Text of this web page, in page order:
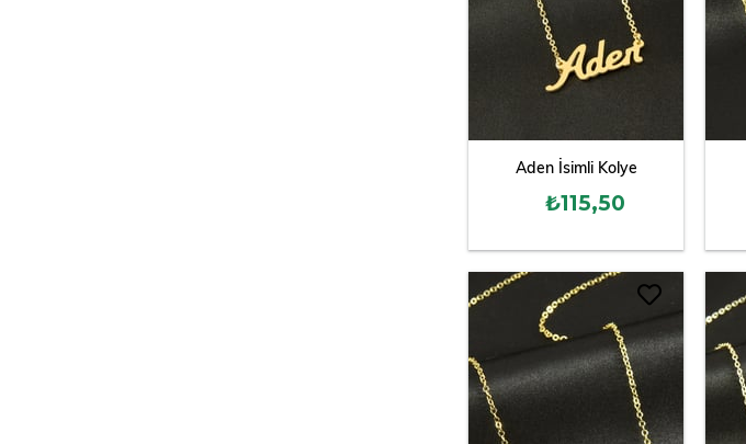
Aden İsimli Kolye
₺115,50